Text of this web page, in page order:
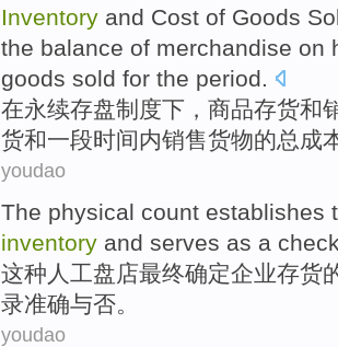
Inventory and Cost of Goods
the balance of merchandise on
goods sold for the period.
在永续存盘制度下， 商品存货和
货和一段时间内销售货物的总成
youdao
The physical count establishes
inventory and serves as a
这种 人工盘店最终确定企业存货
录准确与否。
youdao